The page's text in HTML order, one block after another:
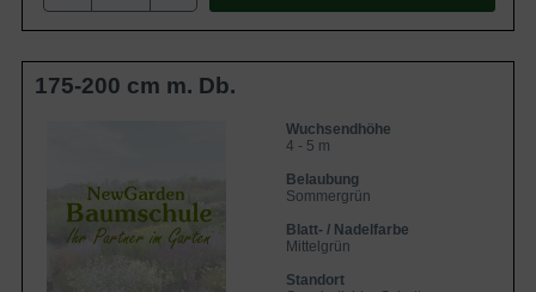
175-200 cm m. Db.
Wuchsendhöhe
4 - 5 m
Belaubung
Sommergrün
Blatt- / Nadelfarbe
Mittelgrün
Standort